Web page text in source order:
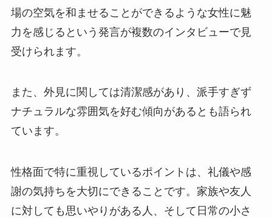
場の空気を和ませることができるような女性に魅
力を感じるという発言が複数のインタビューで見
受けられます。
また、外見に関しては清潔感があり、派手すぎず
ナチュラルな雰囲気を好む傾向があるとも語られ
ています。
性格面で特に重視しているポイントは、礼儀や感
謝の気持ちを大切にできることです。家族や友人
に対しても思いやりがある人、そして日常の小さ